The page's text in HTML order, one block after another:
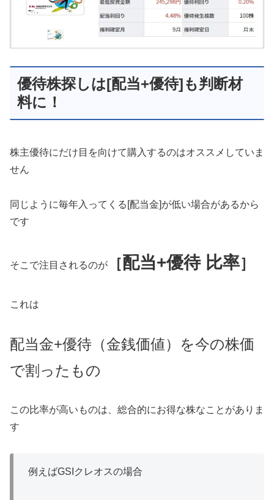
優待株探しは[配当+優待]も判断材
料に！
株主優待にだけ目を向けて購入するのはオススメしていま
せん
同じように毎年入ってくる[配当金]が低い場合があるから
です
そこで注目されるのが ［配当+優待 比率］
これは
配当金+優待（金銭価値）を今の株価
で割ったもの
この比率が高いものは、総合的にお得な株なことがありま
す
例えばGSIクレオスの場合